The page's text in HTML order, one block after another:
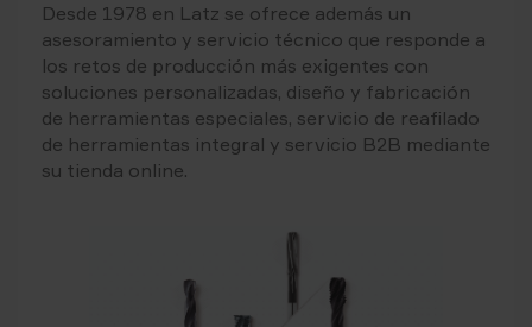
Desde 1978 en Latz se ofrece además un
asesoramiento y servicio técnico que responde a
los retos de producción más exigentes con
soluciones personalizadas, diseño y fabricación
de herramientas especiales, servicio de reafilado
de herramientas integral y servicio B2B mediante
su tienda online.